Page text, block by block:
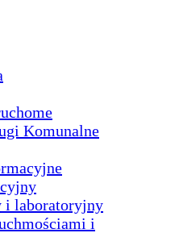
Komunalne
i laboratoryjny
i